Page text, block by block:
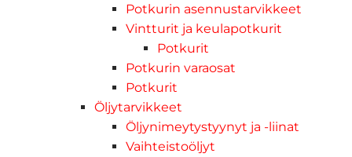
Potkurin asennustarvikkeet
Vintturit ja keulapotkurit
Potkurit
Potkurin varaosat
Potkurit
Öljytarvikkeet
Öljynimeytystyynyt ja -liinat
Vaihteistoöljyt